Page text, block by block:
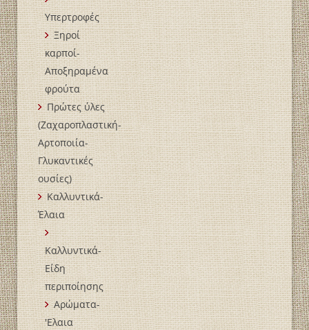
Υπερτροφές
Ξηροί
καρποί-
Αποξηραμένα
φρούτα
Πρώτες ύλες
(Ζαχαροπλαστική-
Αρτοποιία-
Γλυκαντικές
ουσίες)
Καλλυντικά-
Έλαια
Καλλυντικά-
Είδη
περιποίησης
Αρώματα-
'Ελαια